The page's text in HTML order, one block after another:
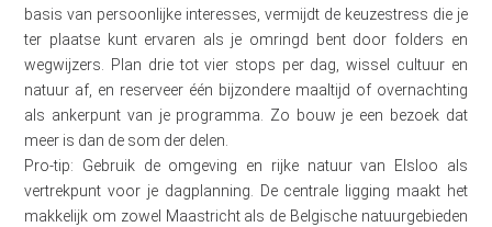
basis van persoonlijke interesses, vermijdt de keuzestress die je
ter plaatse kunt ervaren als je omringd bent door folders en
wegwijzers. Plan drie tot vier stops per dag, wissel cultuur en
natuur af, en reserveer één bijzondere maaltijd of overnachting
als ankerpunt van je programma. Zo bouw je een bezoek dat
meer is dan de som der delen.
Pro-tip: Gebruik de omgeving en rijke natuur van Elsloo als
vertrekpunt voor je dagplanning. De centrale ligging maakt het
makkelijk om zowel Maastricht als de Belgische natuurgebieden